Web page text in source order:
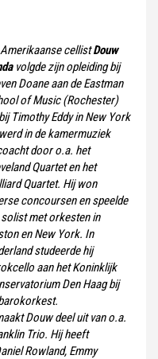
cellistDouw
volgde zijn opleiding bij
Doane aan de Eastman
of Music (Rochester)
Timothy Eddy in New York
in de kamermuziek
door o.a. het
Quartet en het
Quartet. Hij won
concoursen en speelde
met orkesten in
en New York. In
studeerde hij
aan het Koninklijk
Den Haag bij
Douw deel uit van o.a.
Trio. Hij heeft
Rowland, Emmy